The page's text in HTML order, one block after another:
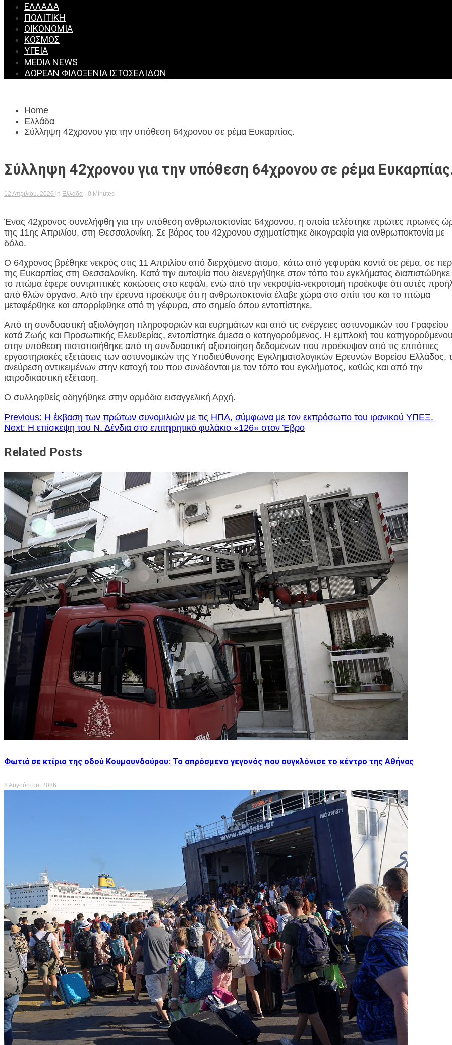
ΕΛΛΆΔΑ
ΠΟΛΙΤΙΚΉ
ΟΙΚΟΝΟΜΊΑ
ΚΌΣΜΟΣ
ΥΓΕΊΑ
MEDIA NEWS
ΔΩΡΕΆΝ ΦΙΛΟΞΕΝΊΑ ΙΣΤΟΣΕΛΊΔΩΝ
Home
Ελλάδα
Σύλληψη 42χρονου για την υπόθεση 64χρονου σε ρέμα Ευκαρπίας.
Σύλληψη 42χρονου για την υπόθεση 64χρονου σε ρέμα
12 Απριλίου, 2026 in Ελλάδα - 0 Minutes
Ένας 42χρονος συνελήφθη για την υπόθεση ανθρωποκτονίας 64χρονου, η οποία τελέστηκε πρώτες πρωινές
της 11ης Απριλίου, στη Θεσσαλονίκη. Σε βάρος του 42χρονου σχηματίστηκε δικογραφία για ανθρωποκτονία με
δόλο.
Ο 64χρονος βρέθηκε νεκρός στις 11 Απριλίου από διερχόμενο άτομο, κάτω από γεφυράκι κοντά σε ρέμα, σε
της Ευκαρπίας στη Θεσσαλονίκη. Κατά την αυτοψία που διενεργήθηκε στον τόπο του εγκλήματος διαπιστώθηκε
το πτώμα έφερε συντριπτικές κακώσεις στο κεφάλι, ενώ από την νεκροψία-νεκροτομή προέκυψε ότι αυτές
από θλών όργανο. Από την έρευνα προέκυψε ότι η ανθρωποκτονία έλαβε χώρα στο σπίτι του και το πτώμα
μεταφέρθηκε και απορρίφθηκε από τη γέφυρα, στο σημείο όπου εντοπίστηκε.
Από τη συνδυαστική αξιολόγηση πληροφοριών και ευρημάτων και από τις ενέργειες αστυνομικών του Γραφείου
κατά Ζωής και Προσωπικής Ελευθερίας, εντοπίστηκε άμεσα ο κατηγορούμενος. Η εμπλοκή του
στην υπόθεση πιστοποιήθηκε από τη συνδυαστική αξιοποίηση δεδομένων που προέκυψαν από τις επιτόπιες
εργαστηριακές εξετάσεις των αστυνομικών της Υποδιεύθυνσης Εγκληματολογικών Ερευνών Βορείου Ελλάδος,
ανεύρεση αντικειμένων στην κατοχή του που συνδέονται με τον τόπο του εγκλήματος, καθώς και από την
ιατροδικαστική εξέταση.
Ο συλληφθείς οδηγήθηκε στην αρμόδια εισαγγελική Αρχή.
Πλοήγηση
άρθρων
Previous: Η έκβαση των πρώτων συνομιλιών με τις ΗΠΑ, σύμφωνα με τον εκπρόσωπο του ιρανικού ΥΠΕΞ.
Next: Η επίσκεψη του Ν. Δένδια στο επιτηρητικό φυλάκιο «126» στον Έβρο
Related Posts
Φωτιά σε κτίριο της οδού Κουμουνδούρου: Το απρόσμενο γεγονός που συγκλόνισε το κέντρο της Αθήνας
8 Αυγούστου, 2026